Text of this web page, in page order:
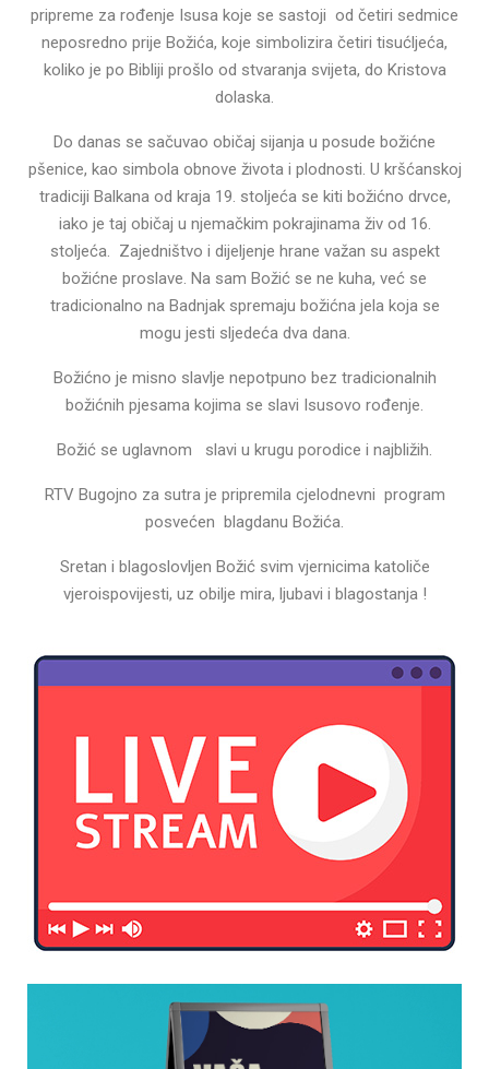
pripreme za rođenje Isusa koje se sastoji od četiri sedmice
neposredno prije Božića, koje simbolizira četiri tisućljeća,
koliko je po Bibliji prošlo od stvaranja svijeta, do Kristova
dolaska.
Do danas se sačuvao običaj sijanja u posude božićne
pšenice, kao simbola obnove života i plodnosti. U kršćanskoj
tradiciji Balkana od kraja 19. stoljeća se kiti božićno drvce,
iako je taj običaj u njemačkim pokrajinama živ od 16.
stoljeća. Zajedništvo i dijeljenje hrane važan su aspekt
božićne proslave. Na sam Božić se ne kuha, već se
tradicionalno na Badnjak spremaju božićna jela koja se
mogu jesti sljedeća dva dana.
Božićno je misno slavlje nepotpuno bez tradicionalnih
božićnih pjesama kojima se slavi Isusovo rođenje.
Božić se uglavnom slavi u krugu porodice i najbližih.
RTV Bugojno za sutra je pripremila cjelodnevni program
posvećen blagdanu Božića.
Sretan i blagoslovljen Božić svim vjernicima katoliče
vjeroispovijesti, uz obilje mira, ljubavi i blagostanja !